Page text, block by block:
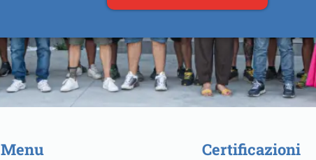
Menu Certificazioni